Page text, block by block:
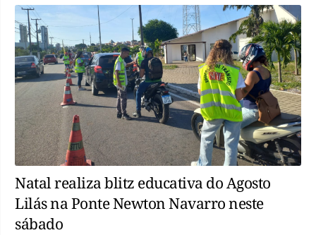
Natal realiza blitz educativa do Agosto
Lilás na Ponte Newton Navarro neste
sábado